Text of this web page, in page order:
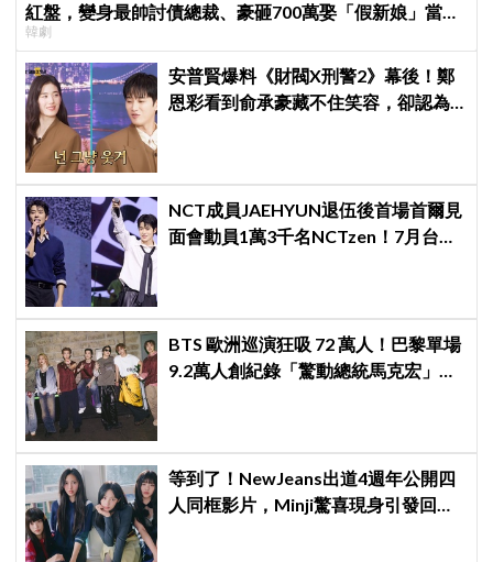
紅盤，變身最帥討債總裁、豪砸700萬娶「假新娘」當眾
激吻！
韓劇
安普賢爆料《財閥X刑警2》幕後！鄭
恩彩看到俞承豪藏不住笑容，卻認為
NCT成員JAEHYUN退伍後首場首爾見
面會動員1萬3千名NCTzen！7月台北
BTS 歐洲巡演狂吸 72 萬人！巴黎單場
9.2萬人創紀錄「驚動總統馬克宏」下
等到了！NewJeans出道4週年公開四
人同框影片，Minji驚喜現身引發回歸